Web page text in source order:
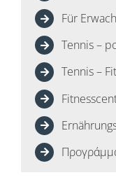
Für
Tennis –
Tennis –